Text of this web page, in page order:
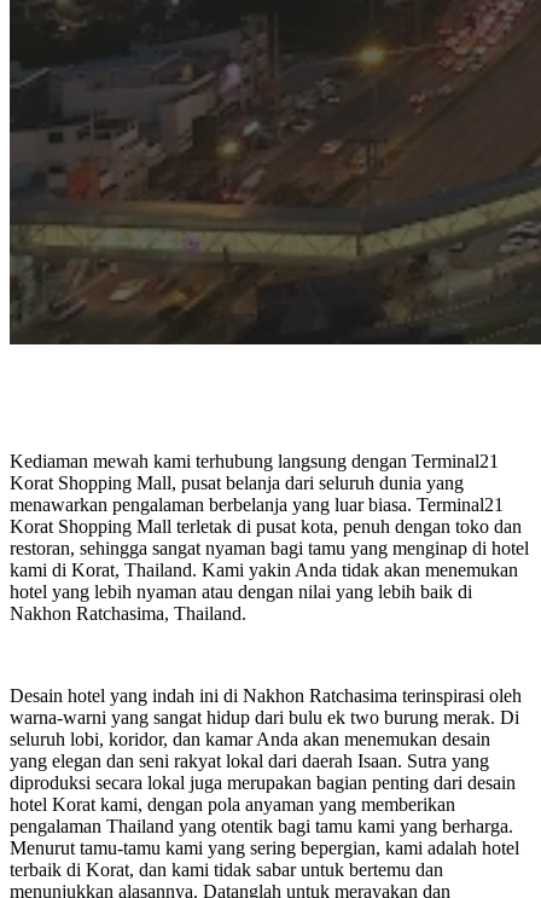
Kediaman mewah kami terhubung langsung dengan Terminal21
Korat Shopping Mall, pusat belanja dari seluruh dunia yang
menawarkan pengalaman berbelanja yang luar biasa. Terminal21
Korat Shopping Mall terletak di pusat kota, penuh dengan toko dan
restoran, sehingga sangat nyaman bagi tamu yang menginap di hotel
kami di Korat, Thailand. Kami yakin Anda tidak akan menemukan
hotel yang lebih nyaman atau dengan nilai yang lebih baik di
Nakhon Ratchasima, Thailand.
Desain hotel yang indah ini di Nakhon Ratchasima terinspirasi oleh
warna-warni yang sangat hidup dari bulu ek two burung merak. Di
seluruh lobi, koridor, dan kamar Anda akan menemukan desain
yang elegan dan seni rakyat lokal dari daerah Isaan. Sutra yang
diproduksi secara lokal juga merupakan bagian penting dari desain
hotel Korat kami, dengan pola anyaman yang memberikan
pengalaman Thailand yang otentik bagi tamu kami yang berharga.
Menurut tamu-tamu kami yang sering bepergian, kami adalah hotel
terbaik di Korat, dan kami tidak sabar untuk bertemu dan
menunjukkan alasannya. Datanglah untuk merayakan dan